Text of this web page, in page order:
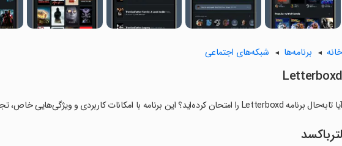
خانه برنامه‌ها شبکه‌های اجتماعی
Letterboxd
آیا تابه‌حال برنامه Letterboxd را امتحان کرده‌اید؟ این برنامه با امکانات کاربردی و ویژگی‌هایی خاص، تجربه‌ای متفاوت را برای شما رقم می‌زند.
لترباکسد